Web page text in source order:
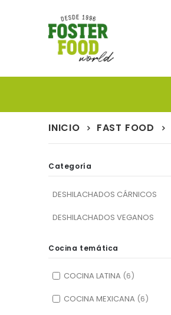
INICIO FAST FOOD
Categoría
DESHILACHADOS CÁRNICOS
DESHILACHADOS VEGANOS
Cocina temática
COCINA LATINA 6
COCINA MEXICANA 6